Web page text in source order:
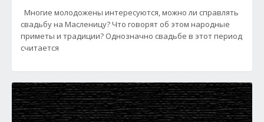
Многие молодожены интересуются, можно ли справлять
свадьбу на Масленицу? Что говорят об этом народные
приметы и традиции? Однозначно свадьбе в этот период
считается